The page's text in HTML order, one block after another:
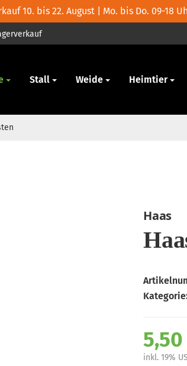
10. bis 22. August | Mo. bis Do. 09-18
Stall Weide Heimtier
Haas
inkl. 19%